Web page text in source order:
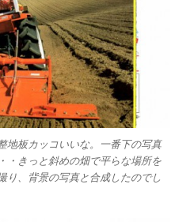
地板カッコいいな。一番下の写真
・きっと斜めの畑で平らな場所を
り、背景の写真と合成したのでし